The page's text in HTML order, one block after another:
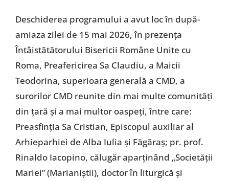
Deschiderea programului a avut loc în după-
amiaza zilei de 15 mai 2026, în prezența
Întâistătătorului Bisericii Române Unite cu
Roma, Preafericirea Sa Claudiu, a Maicii
Teodorina, superioara generală a CMD, a
surorilor CMD reunite din mai multe comunități
din țară și a mai multor oaspeți, între care:
Preasfinția Sa Cristian, Episcopul auxiliar al
Arhieparhiei de Alba Iulia și Făgăraș; pr. prof.
Rinaldo Iacopino, călugăr aparținând „Societății
Mariei” (Marianiștii), doctor în liturgică și